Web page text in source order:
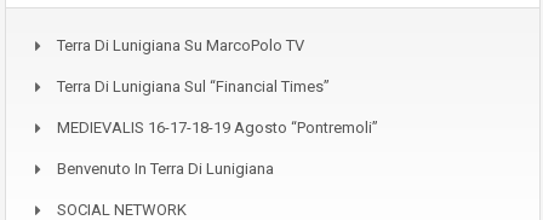
Terra Di Lunigiana Su MarcoPolo TV
Terra Di Lunigiana Sul “Financial Times”
MEDIEVALIS 16-17-18-19 Agosto “Pontremoli”
Benvenuto In Terra Di Lunigiana
SOCIAL NETWORK